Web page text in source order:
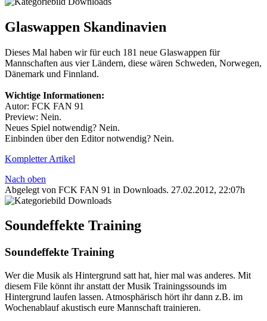
Glaswappen Skandinavien
Dieses Mal haben wir für euch 181 neue Glaswappen für
Mannschaften aus vier Ländern, diese wären Schweden, Norwegen,
Dänemark und Finnland.
Wichtige Informationen:
Autor: FCK FAN 91
Preview: Nein.
Neues Spiel notwendig? Nein.
Einbinden über den Editor notwendig? Nein.
Kompletter Artikel
Nach oben
Abgelegt von FCK FAN 91 in Downloads. 27.02.2012, 22:07h
Soundeffekte Training
Soundeffekte Training
Wer die Musik als Hintergrund satt hat, hier mal was anderes. Mit
diesem File könnt ihr anstatt der Musik Trainingssounds im
Hintergrund laufen lassen. Atmosphärisch hört ihr dann z.B. im
Wochenablauf akustisch eure Mannschaft trainieren.